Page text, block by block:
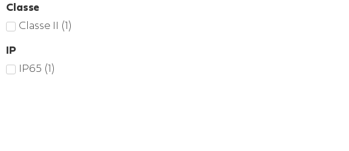
Classe
Classe II (1)
IP
IP65 (1)